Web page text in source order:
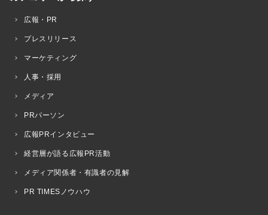
広報・PR
プレスリリース
マーケティング
人事・採用
メディア
PRパーソン
広報PRインタビュー
経営層が語る広報PR活動
メディア関係者・有識者の見解
PR TIMESノウハウ